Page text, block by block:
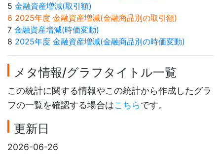
5 金融資産増減(取引額)
6 2025年度 金融資産増減(金融商品別の取引額)
7 金融資産増減(時価変動)
8 2025年度 金融資産増減(金融商品別の時価変動)
メタ情報/グラフタイトル一覧
この統計に関する情報やこの統計から作成したグラ
フの一覧を確認する場合はこちらです。
更新日
2026-06-26